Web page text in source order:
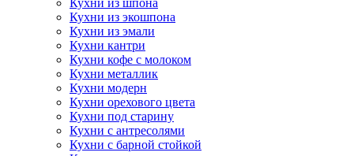
Кухни из экошпона
Кухни из эмали
Кухни кантри
Кухни кофе с молоком
Кухни металлик
Кухни модерн
Кухни орехового цвета
Кухни под старину
Кухни с антресолями
Кухни с барной стойкой